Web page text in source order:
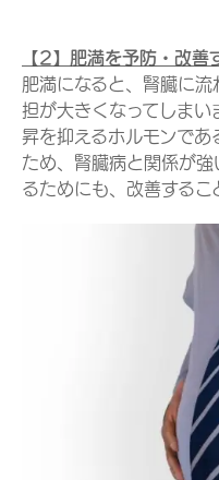
【2】肥満を予防・改善
肥満になると、腎臓に
担が大きくなってしまい
昇を抑えるホルモンであ
ため、腎臓病と関係が
るためにも、改善するこ